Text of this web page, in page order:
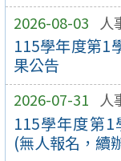
2026-08-03 人
115學年度第1
果公告
2026-07-31 人
115學年度第
(無人報名，續